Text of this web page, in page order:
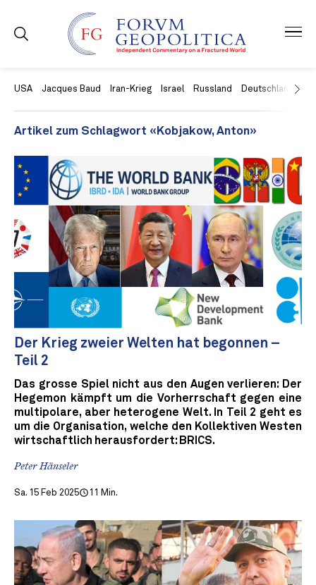
USA Jacques Baud Iran-Krieg Israel Russland Deutschland
Artikel zum Schlagwort «Kobjakow, Anton»
Der Krieg zweier Welten hat begonnen –
Teil 2
Das grosse Spiel nicht aus den Augen verlieren: Der
Hegemon kämpft um die Vorherrschaft gegen eine
multipolare, aber heterogene Welt. In Teil 2 geht es
um die Organisation, welche den Kollektiven Westen
wirtschaftlich herausfordert: BRICS.
Peter Hänseler
Sa. 15 Feb 2025 11 Min.